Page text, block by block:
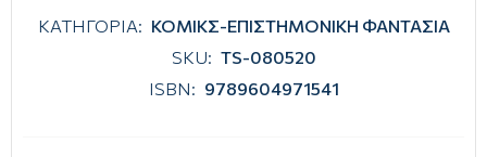
ΚΑΤΗΓΟΡΙΑ: ΚΟΜΙΚΣ-ΕΠΙΣΤΗΜΟΝΙΚΗ ΦΑΝΤΑΣΙΑ
SKU: TS-080520
ISBN: 9789604971541